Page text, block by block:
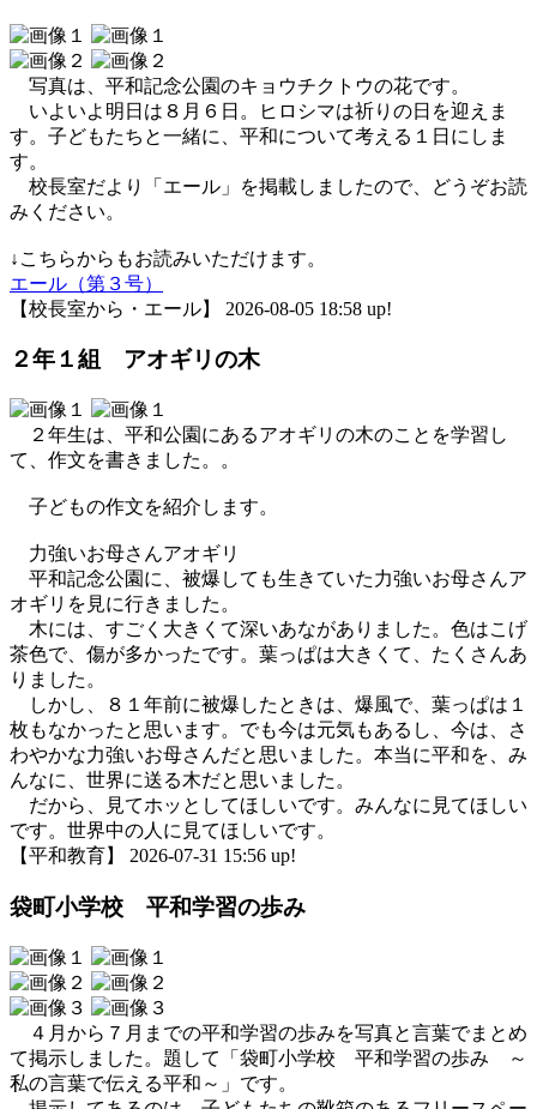
写真は、平和記念公園のキョウチクトウの花です。
いよいよ明日は８月６日。ヒロシマは祈りの日を迎えま
す。子どもたちと一緒に、平和について考える１日にしま
す。
校長室だより「エール」を掲載しましたので、どうぞお読
みください。
↓こちらからもお読みいただけます。
エール（第３号）
【校長室から・エール】 2026-08-05 18:58 up!
２年１組 アオギリの木
２年生は、平和公園にあるアオギリの木のことを学習し
て、作文を書きました。。
子どもの作文を紹介します。
力強いお母さんアオギリ
平和記念公園に、被爆しても生きていた力強いお母さんア
オギリを見に行きました。
木には、すごく大きくて深いあながありました。色はこげ
茶色で、傷が多かったです。葉っぱは大きくて、たくさんあ
りました。
しかし、８１年前に被爆したときは、爆風で、葉っぱは１
枚もなかったと思います。でも今は元気もあるし、今は、さ
わやかな力強いお母さんだと思いました。本当に平和を、み
んなに、世界に送る木だと思いました。
だから、見てホッとしてほしいです。みんなに見てほしい
です。世界中の人に見てほしいです。
【平和教育】 2026-07-31 15:56 up!
袋町小学校 平和学習の歩み
４月から７月までの平和学習の歩みを写真と言葉でまとめ
て掲示しました。題して「袋町小学校 平和学習の歩み ～
私の言葉で伝える平和～」です。